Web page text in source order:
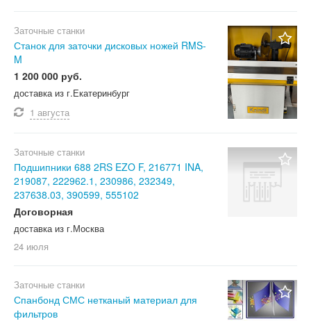
Заточные станки
Станок для заточки дисковых ножей RMS-
M
1 200 000 руб.
доставка из г.Екатеринбург
1 августа
Заточные станки
Подшипники 688 2RS EZO F, 216771 INA,
219087, 222962.1, 230986, 232349,
237638.03, 390599, 555102
Договорная
доставка из г.Москва
24 июля
Заточные станки
Спанбонд СМС нетканый материал для
фильтров